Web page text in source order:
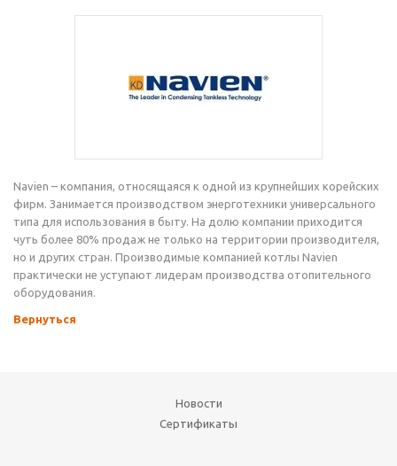
Navien – компания, относящаяся к одной из крупнейших корейских
фирм. Занимается производством энерготехники универсального
типа для использования в быту. На долю компании приходится
чуть более 80% продаж не только на территории производителя,
но и других стран. Производимые компанией котлы Navien
практически не уступают лидерам производства отопительного
оборудования.
Вернуться
Новости
Сертификаты